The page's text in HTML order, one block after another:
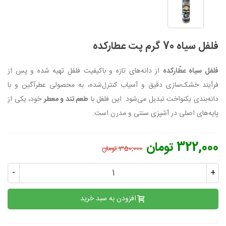
فلفل سیاه 70 گرم پت عطارکده
فلفل سیاه عطّارکده از دانه‌های تازه و باکیفیت فلفل تهیه شده و پس از
فرآیند خشک‌سازی دقیق و آسیاب کنترل‌شده، به محصولی عطرآگین و با
دانه‌بندی یکنواخت تبدیل می‌شود. این فلفل با طعم تند و معطرخود، یکی از
پایه‌های اصلی در آشپزی سنتی و مدرن است.
322,000 تومان 350,000 تومان
- +
افزودن به سبد خرید